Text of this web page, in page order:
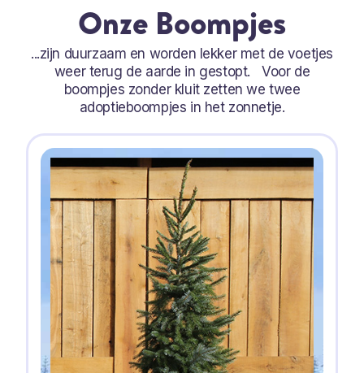
Onze Boompjes
...zijn duurzaam en worden lekker met de voetjes
weer terug de aarde in gestopt. Voor de
boompjes zonder kluit zetten we twee
adoptieboompjes in het zonnetje.